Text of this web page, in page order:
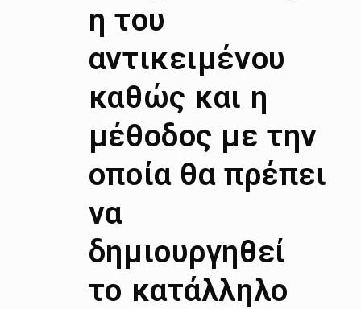
η του
αντικειμένου
καθώς και η
μέθοδος με την
οποία θα πρέπει
να
δημιουργηθεί
το κατάλληλο